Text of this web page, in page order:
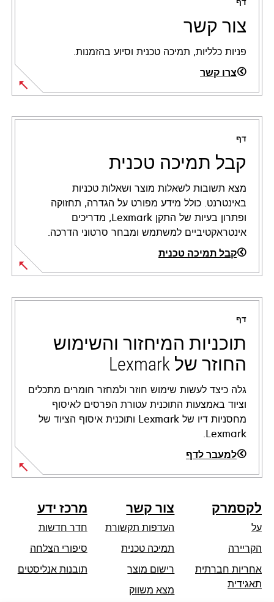
צור קשר
פניות כלליות, תמיכה טכנית וסיוע בהזמנות.
צרו קשר
דף
קבל תמיכה טכנית
מצא תשובות לשאלות מוצר ושאלות טכניות
באינטרנט. כולל מידע מפורט על הגדרה, תחזוקה
ופתרון בעיות של התקן Lexmark, מדריכים
אינטראקטיביים למשתמש ומבחר סרטוני הדרכה.
קבל תמיכה טכנית
opens
in
new
tab
דף
תוכניות המיחזור והשימוש
החוזר של Lexmark
גלה כיצד לעשות שימוש חוזר ולמחזר חומרים מתכלים
וציוד באמצעות התוכנית עטורת הפרסים לאיסוף
מחסניות דיו של Lexmark ותוכנית איסוף הציוד של
Lexmark.
למעבר לדף
לקסמרק
על
הקריירה
אחריות חברתית
תאגידיתopens
צור קשר
העדפות תקשורת
תמיכה טכניתopens
רישום מוצר
מצא משווק
מרכז ידע
חדר חדשות
סיפורי הצלחה
תובנות אנליסטים